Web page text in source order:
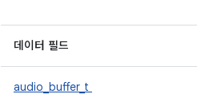
데이터 필드
audio_buffer_t